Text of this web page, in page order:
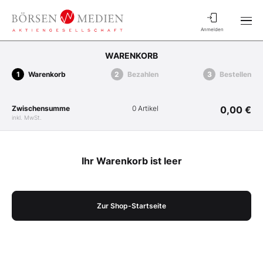
Anmelden
WARENKORB
Warenkorb Bezahlen Bestellen
Zwischensumme
inkl. MwSt.
0 Artikel 0,00 €
Ihr Warenkorb ist leer
Zur Shop-Startseite